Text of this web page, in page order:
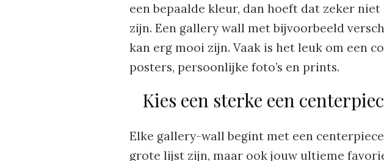
een bepaalde kleur, dan hoeft dat zeker
zijn. Een gallery wall met bijvoorbeeld
kan erg mooi zijn. Vaak is het leuk om een
posters, persoonlijke foto’s en prints.
Kies een sterke een
Elke gallery-wall begint met een
grote lijst zijn, maar ook jouw ultieme